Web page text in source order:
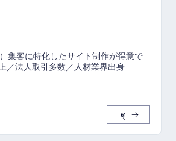
集客に特化したサイト制作が得意で
／法人取引多数／人材業界出身
ดู